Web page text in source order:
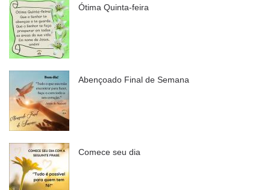
Ótima Quinta-feira
Abençoado Final de Semana
Comece seu dia